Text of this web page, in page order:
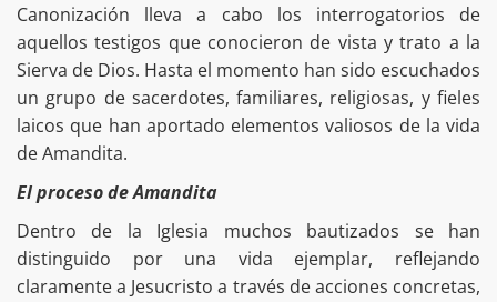
Canonización lleva a cabo los interrogatorios de
aquellos testigos que conocieron de vista y trato a la
Sierva de Dios. Hasta el momento han sido escuchados
un grupo de sacerdotes, familiares, religiosas, y fieles
laicos que han aportado elementos valiosos de la vida
de Amandita.
El proceso de Amandita
Dentro de la Iglesia muchos bautizados se han
distinguido por una vida ejemplar, reflejando
claramente a Jesucristo a través de acciones concretas,